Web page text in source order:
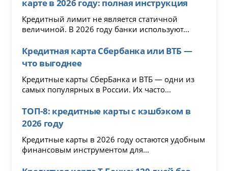
карте в 2026 году: полная инструкция
Кредитный лимит не является статичной
величиной. В 2026 году банки используют...
Кредитная карта Сбербанка или ВТБ —
что выгоднее
Кредитные карты СберБанка и ВТБ — одни из
самых популярных в России. Их часто...
ТОП-8: кредитные карты с кэшбэком в
2026 году
Кредитные карты в 2026 году остаются удобным
финансовым инструментом для...